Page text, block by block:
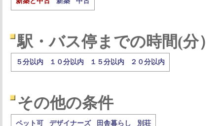
駅・バス停までの時間(分）
５分以内 １０分以内 １５分以内 ２０分以内
その他の条件
ペット可 デザイナーズ 田舎暮らし 別荘